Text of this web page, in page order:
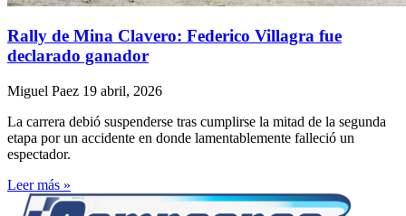
Rally de Mina Clavero: Federico Villagra fue
declarado ganador
Miguel Paez 19 abril, 2026
La carrera debió suspenderse tras cumplirse la mitad de la segunda
etapa por un accidente en donde lamentablemente falleció un
espectador.
Leer más »